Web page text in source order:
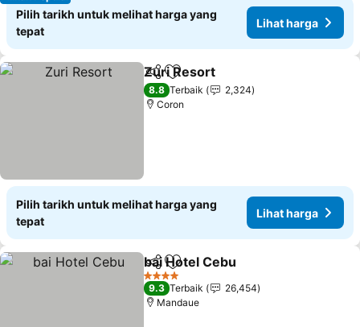
Pilih tarikh untuk melihat harga yang
tepat
Lihat harga
KongsiTambah ke favorit
Zuri Resort
8.8 Terbaik
2,324
Coron
Pilih tarikh untuk melihat harga yang
tepat
Lihat harga
KongsiTambah ke favorit
bai Hotel Cebu
4 Bintang
9.3 Terbaik
26,454
Mandaue